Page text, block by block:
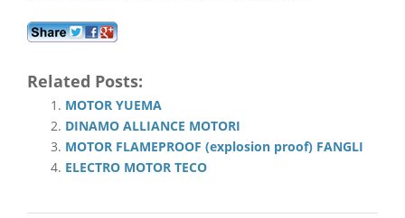
Related Posts:
MOTOR YUEMA
DINAMO ALLIANCE MOTORI
MOTOR FLAMEPROOF (explosion proof) FANGLI
ELECTRO MOTOR TECO